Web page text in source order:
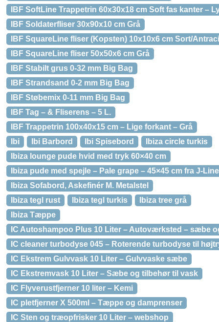
IBF SoftLine Trappetrin 60x30x18 cm Soft fas kanter –
IBF Soldaterfliser 30x90x10 cm Grå
IBF SquareLine fliser (Kopsten) 10x10x6 cm Sort/
IBF SquareLine fliser 50x50x6 cm Grå
IBF Stabilt grus 0-32 mm Big Bag
IBF Strandsand 0-2 mm Big Bag
IBF Støbemix 0-11 mm Big Bag
IBF Tag – & Fliserens – 5 L.
IBF Trappetrin 100x40x15 cm – Lige forkant – Grå
Ibi
Ibi Barbord Ibi Spisebord
Ibiza circle turkis
Ibiza lounge pude hvid med tryk 60×40 cm
Ibiza pude med spejle – Pale grape – 45×45 cm fra J-Line
Ibiza Sofabord, Askefinér M. Metalstel
Ibiza tegl rust
Ibiza tegl turkis
Ibiza tree grå
Ibiza Tæppe
IC Autoshampoo Plus 10 Liter – Autoværksted – sæbe
IC cleaner turbodyse 045 – Roterende turbodyse til
IC Ekstrem Gulvvask 10 Liter – Gulvvaske sæbe
IC Ekstremvask 10 Liter – Sæbe og tilbehør til vask
IC Flyverustfjerner 10 liter – Kemi
IC pletfjerner X 500ml – Tæppe og damprenser
IC Sten og træopfrisker 10 Liter – webshop